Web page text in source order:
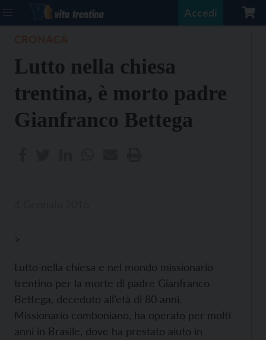
Accedi
Lutto nella chiesa
trentina, è morto padre
Gianfranco Bettega
>
Lutto nella chiesa e nel mondo missionario
trentino per la morte di padre Gianfranco
Bettega, deceduto all’età di 80 anni.
Missionario comboniano, ha operato per molti
anni in Brasile, dove ha prestato aiuto in